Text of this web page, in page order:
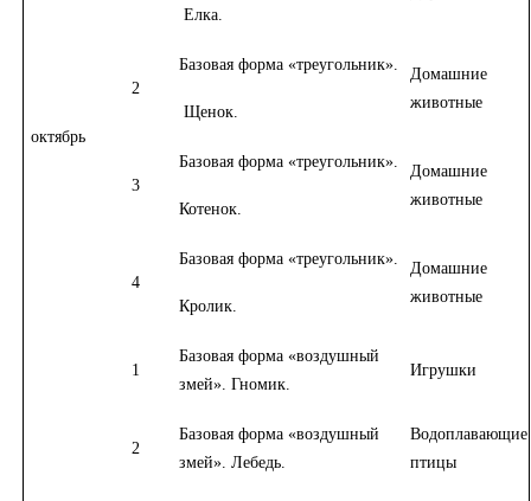
октябрь
Елка.
2
Базовая форма «треугольник».
Щенок.
Домашние
животные
3
Базовая форма «треугольник».
Котенок.
Домашние
животные
4
Базовая форма «треугольник».
Кролик.
Домашние
животные
1
Базовая форма «воздушный
змей». Гномик.
Игрушки
2
Базовая форма «воздушный
змей». Лебедь.
Водоплавающие
птицы